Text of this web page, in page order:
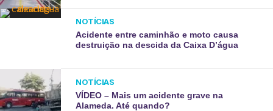
NOTÍCIAS
Acidente entre caminhão e moto causa
destruição na descida da Caixa D’água
NOTÍCIAS
VÍDEO – Mais um acidente grave na
Alameda. Até quando?